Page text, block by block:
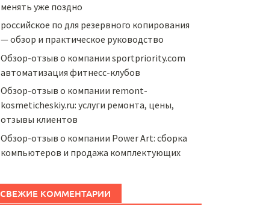
менять уже поздно
российское по для резервного копирования
— обзор и практическое руководство
Обзор-отзыв о компании sportpriority.com
автоматизация фитнесс-клубов
Обзор-отзыв о компании remont-
kosmeticheskiy.ru: услуги ремонта, цены,
отзывы клиентов
Обзор-отзыв о компании Power Art: сборка
компьютеров и продажа комплектующих
СВЕЖИЕ КОММЕНТАРИИ